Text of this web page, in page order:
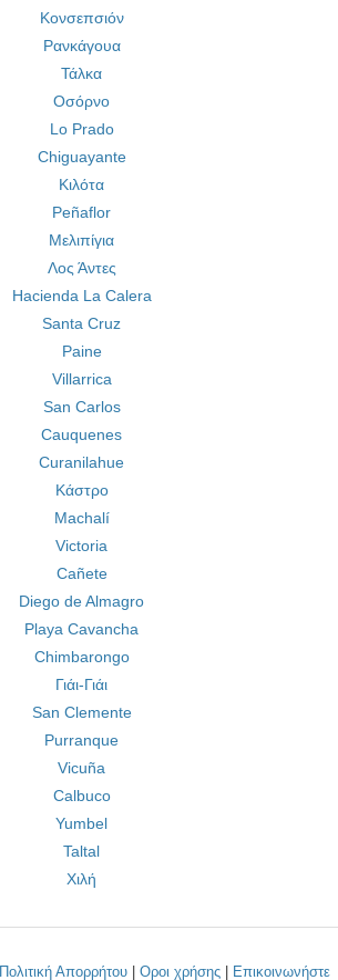
Κονσεπσιόν
Ρανκάγουα
Τάλκα
Οσόρνο
Lo Prado
Chiguayante
Κιλότα
Peñaflor
Μελιπίγια
Λος Άντες
Hacienda La Calera
Santa Cruz
Paine
Villarrica
San Carlos
Cauquenes
Curanilahue
Κάστρο
Machalí
Victoria
Cañete
Diego de Almagro
Playa Cavancha
Chimbarongo
Γιάι-Γιάι
San Clemente
Purranque
Vicuña
Calbuco
Yumbel
Taltal
Χιλή
Πολιτική Απορρήτου| Οροι χρήσης| Επικοινωνήστε